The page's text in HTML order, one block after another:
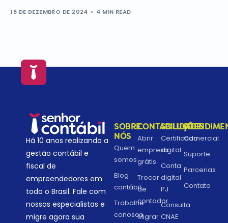
16 DE DEZEMBRO DE 2024 4 MIN READ
Há 10 anos realizando a
gestão contábil e
fiscal de
empreendedores em
todo o Brasil. Fale com
nossos especialistas e
migre agora sua
SOBRE
NÓS
Quem
somos
Blog
contábil
Trabalhe
conosco
CONTABILIDADE
Abrir
empresa
grátis
Trocar
de
contador
Migrar
SOLUÇÕES
Certificado
digital
Conta
digital
PJ
Consulta
CNAE
Comercial
Suporte
Parcerias
Contato